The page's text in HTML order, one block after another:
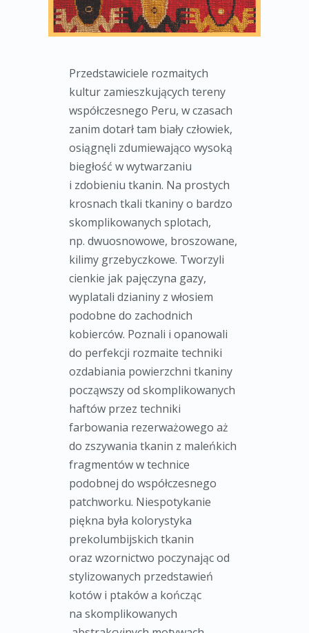
Przedstawiciele rozmaitych
kultur zamieszkujących tereny
współczesnego Peru, w czasach
zanim dotarł tam biały człowiek,
osiągnęli zdumiewająco wysoką
biegłość w wytwarzaniu
i zdobieniu tkanin. Na prostych
krosnach tkali tkaniny o bardzo
skomplikowanych splotach,
np. dwuosnowowe, broszowane,
kilimy grzebyczkowe. Tworzyli
cienkie jak pajęczyna gazy,
wyplatali dzianiny z włosiem
podobne do zachodnich
kobierców. Poznali i opanowali
do perfekcji rozmaite techniki
ozdabiania powierzchni tkaniny
począwszy od skomplikowanych
haftów przez techniki
farbowania rezerważowego aż
do zszywania tkanin z maleńkich
fragmentów w technice
podobnej do współczesnego
patchworku. Niespotykanie
piękna była kolorystyka
prekolumbijskich tkanin
oraz wzornictwo poczynając od
stylizowanych przedstawień
kotów i ptaków a kończąc
na skomplikowanych